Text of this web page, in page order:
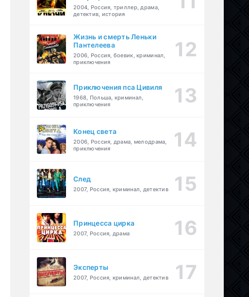
2004, Россия, триллер, драма,
детектив, история
Жизнь и смерть Леньки
Пантелеева
2006, Россия, боевик, криминал,
приключения
Приключения пса Цивиля
1968, Польша, криминал,
приключения
Конец света
2006, Россия, драма, мелодрама,
приключения
След
2007, Россия, криминал, детектив
Принцесса цирка
2007, Россия, драма
Эксперты
2007, Россия, криминал, детектив